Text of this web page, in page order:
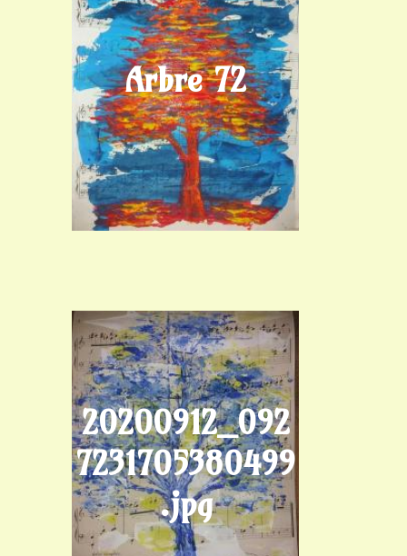
Arbre 72
20200912_092
7231705380499
.jpg